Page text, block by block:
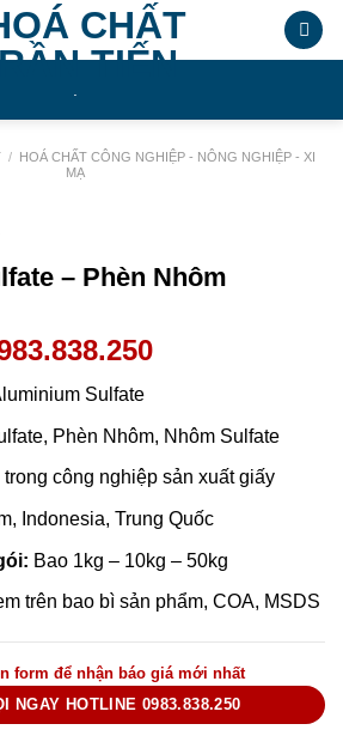
/ HOÁ CHẤT CÔNG NGHIỆP - NÔNG NGHIỆP - XI
MẠ
– Phèn Nhôm
Sulfate
Phèn Nhôm, Nhôm Sulfate
trong công nghiệp sản xuất giấy
Indonesia, Trung Quốc
Bao 1kg – 10kg – 50kg
trên bao bì sản phẩm, COA, MSDS
form để nhận báo giá mới nhất
NGAY HOTLINE 0983.838.250